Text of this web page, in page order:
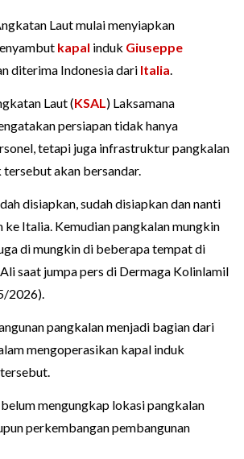
Laut mulai menyiapkan
kapal induk Giuseppe
diterima Indonesia dari Italia.
Laut (KSAL) Laksamana
persiapan tidak hanya
tetapi juga infrastruktur pangkalan
akan bersandar.
disiapkan, sudah disiapkan dan nanti
ke Italia. Kemudian pangkalan mungkin
di mungkin di beberapa tempat di
saat jumpa pers di Dermaga Kolinlamil
2026).
pangkalan menjadi bagian dari
mengoperasikan kapal induk
mengungkap lokasi pangkalan
perkembangan pembangunan